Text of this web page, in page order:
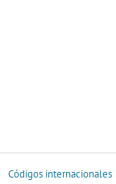
Códigos internacionales